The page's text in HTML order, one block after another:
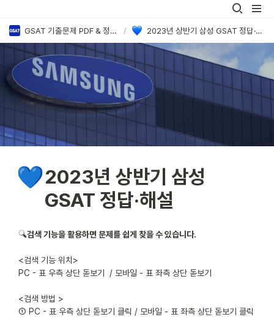
GSAT 기출문제 PDF & 정답·해설 모음 / 2023년 상반기 삼성 GSAT 정답·해설
💙2023년 상반기 삼성
GSAT 정답·해설
검색 기능을 활용하면 문제를 쉽게 찾을 수 있습니다.
<검색 기능 위치>
PC - 표 우측 상단 돋보기  / 모바일 - 표 좌측 상단 돋보기
<검색 방법 >
① PC - 표 우측 상단 돋보기 클릭 / 모바일 - 표 좌측 상단 돋보기 클릭